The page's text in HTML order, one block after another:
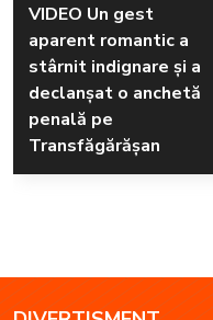
VIDEO Un gest
aparent romantic a
stârnit indignare și a
declanșat o anchetă
penală pe
Transfăgărășan